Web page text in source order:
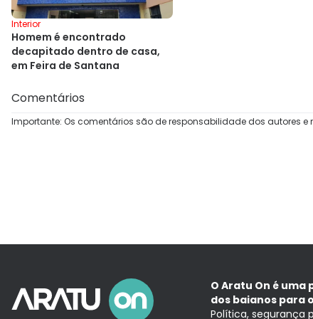
Interior
Homem é encontrado
decapitado dentro de casa,
em Feira de Santana
Comentários
Importante: Os comentários são de responsabilidade dos autores e
O Aratu On é
dos baianos para
Política, segurança